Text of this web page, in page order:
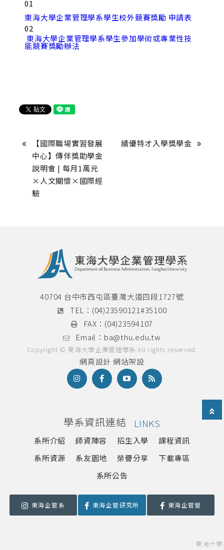
01
東海大學企業管理學系學生校外競賽獎勵 申請表
02
東海大學企業管理學系學生參加學術或專業性技
能競賽獎勵辦法
【國際職場實習發展
中心】傳伴獎助學金
說明會 | 每月1萬元
×人文關懷×國際經
驗
績優特才入學獎學金
40704 台中市西屯區臺灣大道四段1727號
TEL： (04)23590121#35100
FAX： (04)23594107
Email： ba@thu.edu.tw
Copyright © 東海大學企業管理學系 All rights reserved.
網頁設計 網站架設
學系資訊連結 LINKS
系所介紹 師資陣容 招生入學
課程資訊
系所資源
系友園地 榮譽分享
下載專區
系所公告
東海企管系 東海企管研究所 東海企管營
東海大